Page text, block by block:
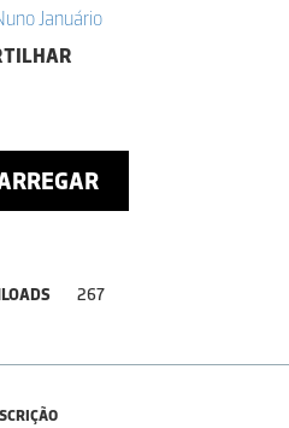
Januário
267